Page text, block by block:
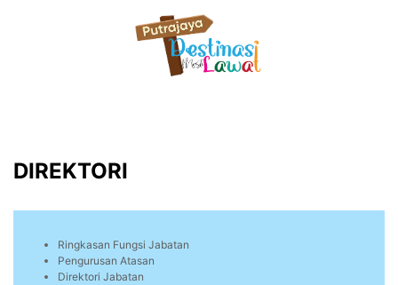
DIREKTORI
Ringkasan Fungsi Jabatan
Pengurusan Atasan
Direktori Jabatan